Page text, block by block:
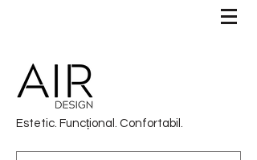
Estetic. Funcțional. Confortabil.